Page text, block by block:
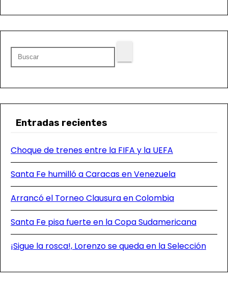
Entradas recientes
Choque de trenes entre la FIFA y la UEFA
Santa Fe humilló a Caracas en Venezuela
Arrancó el Torneo Clausura en Colombia
Santa Fe pisa fuerte en la Copa Sudamericana
¡Sigue la rosca!, Lorenzo se queda en la Selección